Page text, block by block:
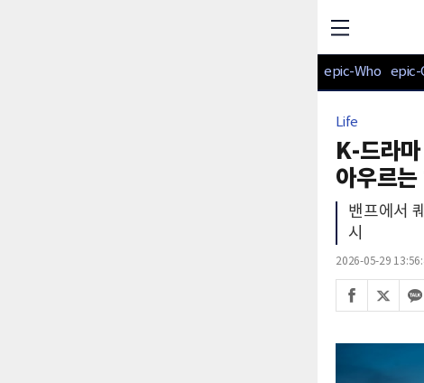
epic-Who epic-
Life
K-드라
아우르는
밴프에서
시
2026-05-29